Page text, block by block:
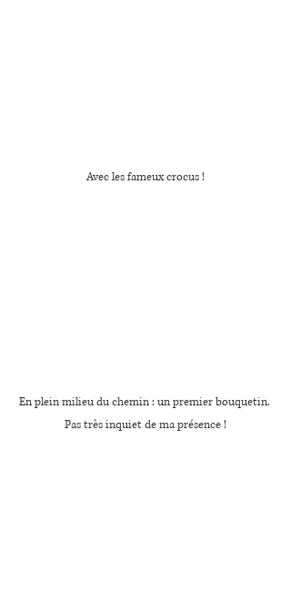
Avec les fameux crocus !
En plein milieu du chemin : un premier bouquetin.
Pas très inquiet de ma présence !